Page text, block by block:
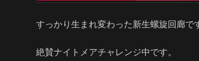
すっかり生まれ変わった新生螺旋回廊で
絶賛ナイトメアチャレンジ中です。